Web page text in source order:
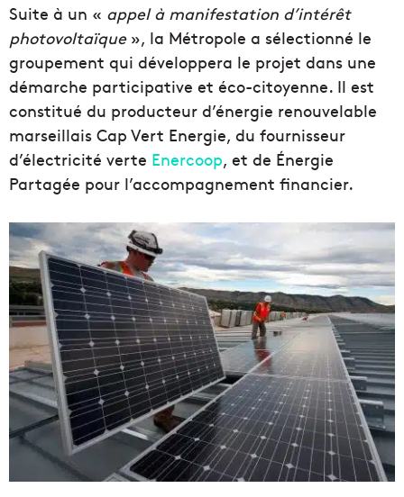
Suite à un « appel à manifestation d’intérêt
photovoltaïque», la Métropole a sélectionné le
groupement qui développera le projet dans une
démarche participative et éco-citoyenne. Il est
constitué du producteur d’énergie renouvelable
marseillais Cap Vert Energie, du fournisseur
d’électricité verte Enercoop, et de Énergie
Partagée pour l’accompagnement financier.